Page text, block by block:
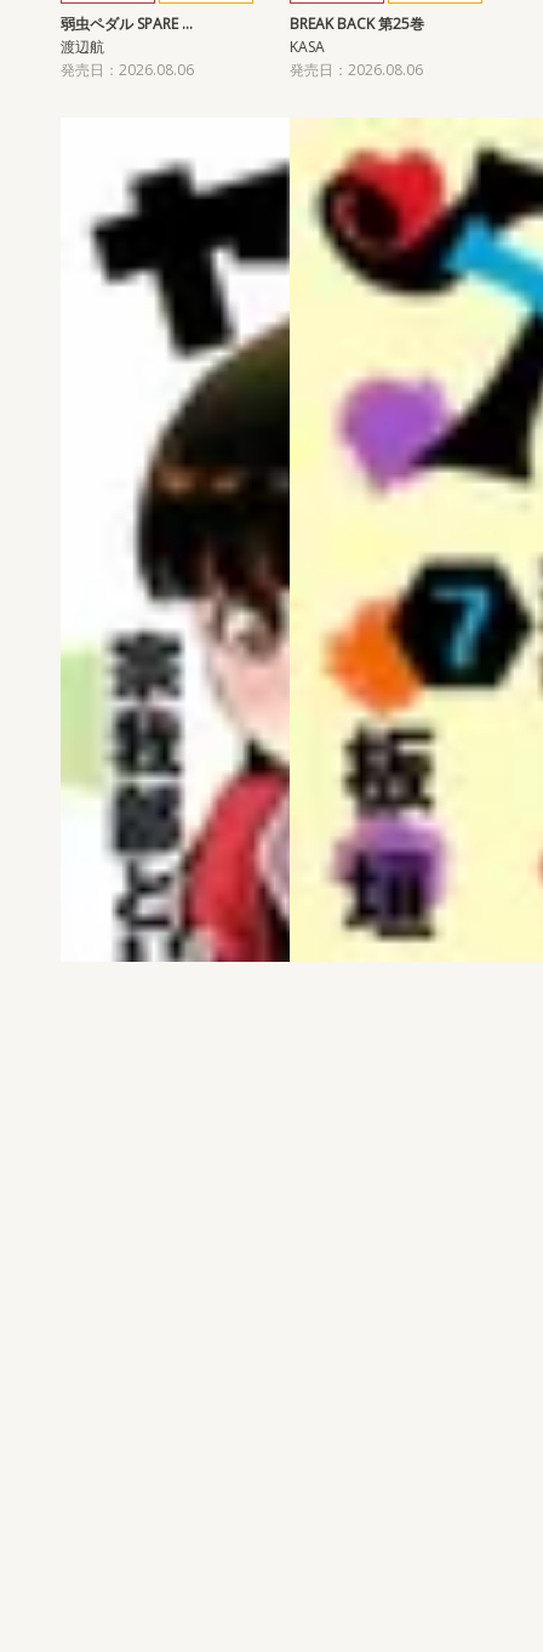
弱虫ペダル SPARE …
渡辺航
発売日：2026.08.06
BREAK BACK 第25巻
KASA
発売日：2026.08.06